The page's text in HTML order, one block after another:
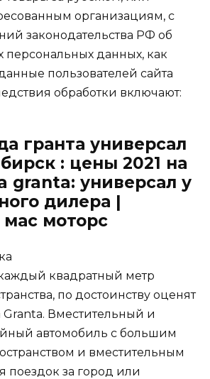
организациям, с
законодательства РФ об
персональных данных, как
пользователей сайта
обработки включают:
гранта универсал
: цены 2021 на
granta: универсал у
дилера |
мас моторс
квадратный метр
по достоинству оценят
Granta. Вместительный и
автомобиль с большим
и вместительным
поездок за город или